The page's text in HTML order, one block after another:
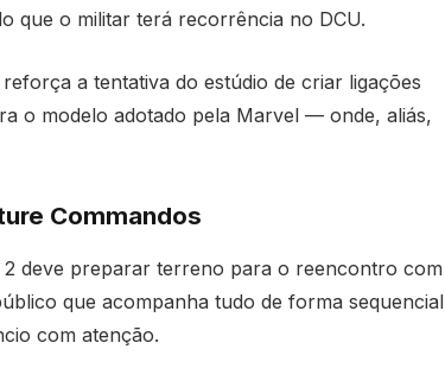
que o militar terá recorrência no DCU.
a tentativa do estúdio de criar ligações
o modelo adotado pela Marvel — onde, aliás,
Commandos
deve preparar terreno para o reencontro com
que acompanha tudo de forma sequencial
com atenção.